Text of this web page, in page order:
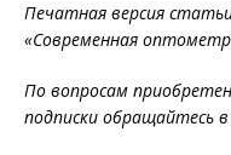
Печатная версия
«Современная
По вопросам
подписки обращайтесь